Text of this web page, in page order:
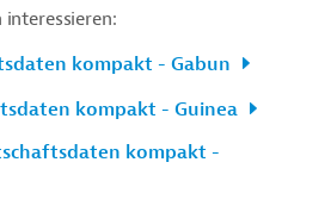
interessieren:
kompakt - Gabun
kompakt - Guinea
kompakt -